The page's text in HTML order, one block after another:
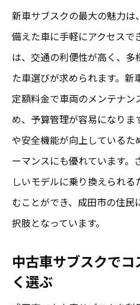
新車サブスクの最大の魅力は
備えた車に手軽にアクセスで
は、交通の利便性が高く、
た車選びが求められます。新
定額料金で車両のメンテナ
め、予算管理が容易になり
や安全機能が向上しているた
ーマンスにも優れています。
しいモデルに乗り換えられ
むことができ、成田市の住
択肢となっています。
中古車サブスクで
く選ぶ